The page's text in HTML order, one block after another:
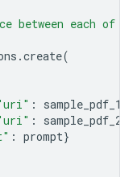
between each of
.create(
: sample_pdf_1
: sample_pdf_2
: prompt}